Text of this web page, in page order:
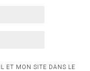
ET MON SITE DANS LE